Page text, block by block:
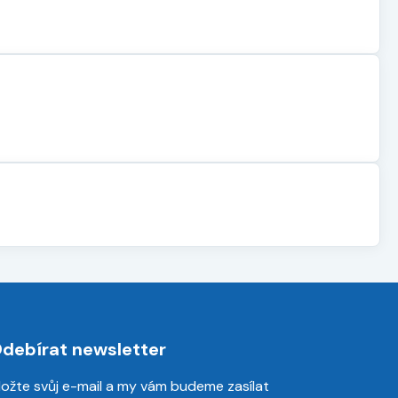
newsletter
svůj e-mail a my vám budeme zasílat